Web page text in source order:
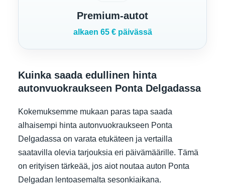
Premium-autot
alkaen 65 € päivässä
Kuinka saada edullinen hinta
autonvuokraukseen Ponta Delgadassa
Kokemuksemme mukaan paras tapa saada
alhaisempi hinta autonvuokraukseen Ponta
Delgadassa on varata etukäteen ja vertailla
saatavilla olevia tarjouksia eri päivämäärille. Tämä
on erityisen tärkeää, jos aiot noutaa auton Ponta
Delgadan lentoasemalta sesonkiaikana.